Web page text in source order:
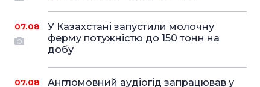
07.08
У Казахстані запустили молочну
ферму потужністю до 150 тонн на
добу
07.08
Англомовний аудіогід запрацював у